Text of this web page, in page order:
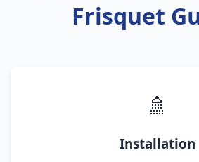
Frisquet
🚿
Installation